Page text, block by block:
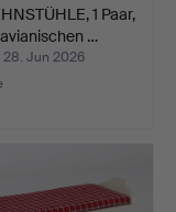
1 Paar,
…
28. Jun 2026